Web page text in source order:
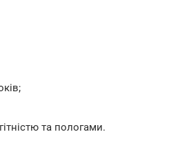
та пологами.